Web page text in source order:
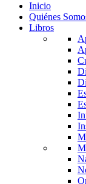
Inicio
Quiénes
Libros